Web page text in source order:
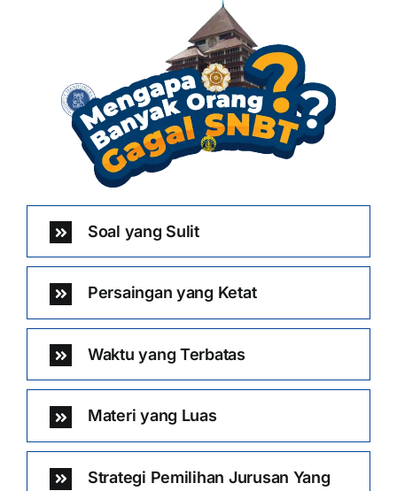
Soal yang Sulit
Persaingan yang Ketat
Waktu yang Terbatas
Materi yang Luas
Strategi Pemilihan Jurusan Yang